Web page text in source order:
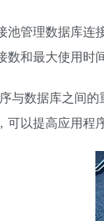
池管理数据库连
和最大使用时
与数据库之间
可以提高应用程